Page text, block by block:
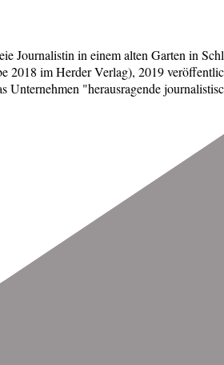
Journalistin in einem alten Garten in
2018 im Herder Verlag), 2019
Unternehmen "herausragende